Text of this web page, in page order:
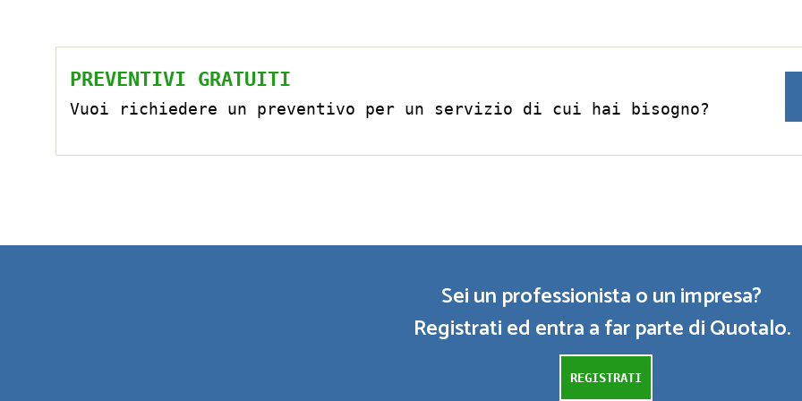
PREVENTIVI GRATUITI
Vuoi richiedere un preventivo per un servizio di cui hai bisogno?
Sei un professionista o un impresa?
Registrati ed entra a far parte di Quotalo.
REGISTRATI